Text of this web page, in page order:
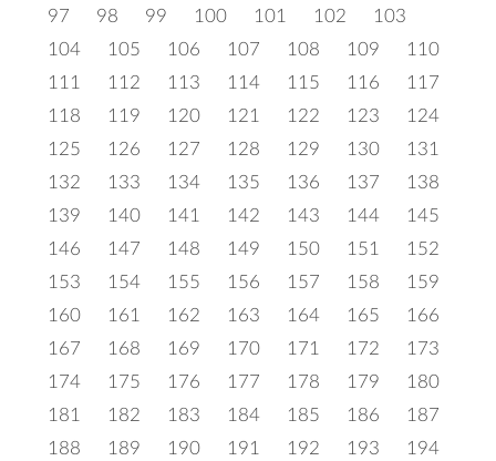
97
98 99 100 101 102
103
104
105 106 107 108 109
110
111
112 113 114 115 116
117
118
119 120 121 122 123
124
125
126 127 128 129 130
131
132
133 134 135 136 137
138
139
140 141 142 143 144
145
146
147 148 149 150 151
152
153
154 155 156 157 158
159
160
161 162 163 164 165
166
167
168 169 170 171 172
173
174
175 176 177 178 179
180
181
182 183 184 185 186
187
188
189 190 191 192 193
194